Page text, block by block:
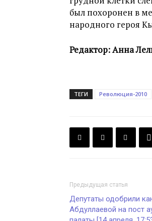
был похоронен в
народного героя
Редактор: Анна
ТЕГИ Революция-2010
Предыдущая статья
Депутаты одобрили
Абдуллаевой на пост